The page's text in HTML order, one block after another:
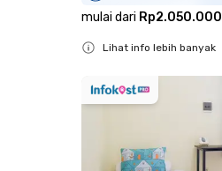
mulai dari Rp2.050.000
Lihat info lebih banyak